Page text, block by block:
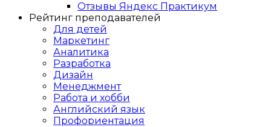
Отзывы Яндекс Практикум
Рейтинг преподавателей
Для детей
Маркетинг
Аналитика
Разработка
Дизайн
Менеджмент
Работа и хобби
Английский язык
Профориентация